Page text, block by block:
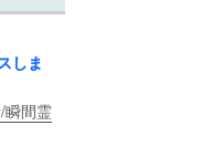
しま
瞬間霊